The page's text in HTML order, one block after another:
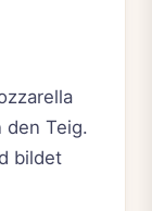
den Teig.
bildet